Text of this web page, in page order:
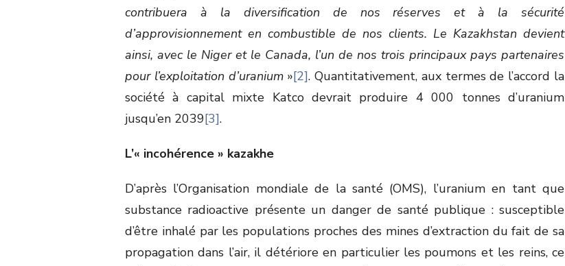
contribuera à la diversification de nos réserves et à la sécurité
d’approvisionnement en combustible de nos clients. Le Kazakhstan devient
ainsi, avec le Niger et le Canada, l’un de nos trois principaux pays partenaires
pour l’exploitation d’uranium »[2]. Quantitativement, aux termes de l’accord la
société à capital mixte Katco devrait produire 4 000 tonnes d’uranium
jusqu’en 2039[3].
L’« incohérence » kazakhe
D’après l’Organisation mondiale de la santé (OMS), l’uranium en tant que
substance radioactive présente un danger de santé publique : susceptible
d’être inhalé par les populations proches des mines d’extraction du fait de sa
propagation dans l’air, il détériore en particulier les poumons et les reins, ce